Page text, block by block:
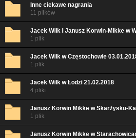
Inne ciekawe nagrania
11 plików
Jacek Wilk i Janusz Korwin-Mikke w
1 plik
Jacek Wilk w Częstochowie
1 plik
Jacek Wilk w Łodzi 21.02.2018
4 pliki
Janusz Korwin Mikke w Skarżysku-
1 plik
Janusz Korwin Mikke w